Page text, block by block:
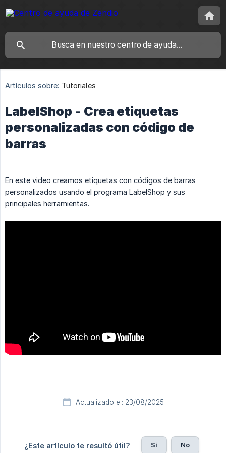
Artículos sobre: Tutoriales
LabelShop - Crea etiquetas
personalizadas con código de
barras
En este video creamos etiquetas con códigos de barras
personalizados usando el programa LabelShop y sus
principales herramientas.
Actualizado el: 23/08/2025
¿Este artículo te resultó útil? Sí No